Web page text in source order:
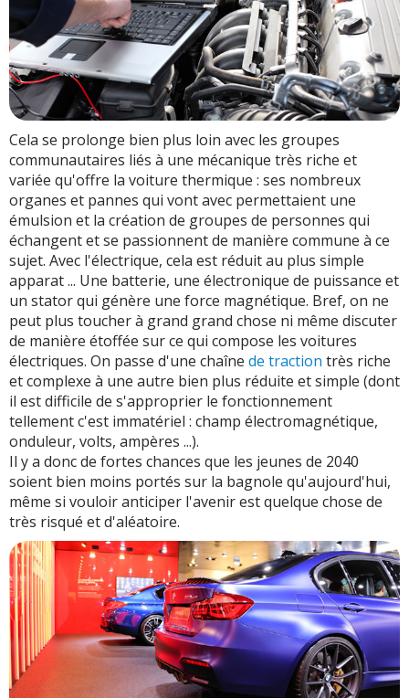
Cela se prolonge bien plus loin avec les groupes
communautaires liés à une mécanique très riche et
variée qu'offre la voiture thermique : ses nombreux
organes et pannes qui vont avec permettaient une
émulsion et la création de groupes de personnes qui
échangent et se passionnent de manière commune à ce
sujet. Avec l'électrique, cela est réduit au plus simple
apparat ... Une batterie, une électronique de puissance et
un stator qui génère une force magnétique. Bref, on ne
peut plus toucher à grand grand chose ni même discuter
de manière étoffée sur ce qui compose les voitures
électriques. On passe d'une chaîne de traction très riche
et complexe à une autre bien plus réduite et simple (dont
il est difficile de s'approprier le fonctionnement
tellement c'est immatériel : champ électromagnétique,
onduleur, volts, ampères ...).
Il y a donc de fortes chances que les jeunes de 2040
soient bien moins portés sur la bagnole qu'aujourd'hui,
même si vouloir anticiper l'avenir est quelque chose de
très risqué et d'aléatoire.